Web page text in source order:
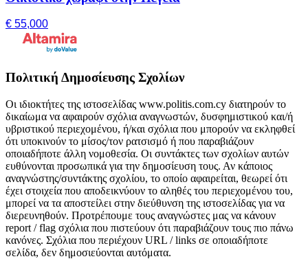
€ 55,000
Πολιτική Δημοσίευσης Σχολίων
Οι ιδιοκτήτες της ιστοσελίδας www.politis.com.cy διατηρούν το
δικαίωμα να αφαιρούν σχόλια αναγνωστών, δυσφημιστικού και/ή
υβριστικού περιεχομένου, ή/και σχόλια που μπορούν να εκληφθεί
ότι υποκινούν το μίσος/τον ρατσισμό ή που παραβιάζουν
οποιαδήποτε άλλη νομοθεσία. Οι συντάκτες των σχολίων αυτών
ευθύνονται προσωπικά για την δημοσίευση τους. Αν κάποιος
αναγνώστης/συντάκτης σχολίου, το οποίο αφαιρείται, θεωρεί ότι
έχει στοιχεία που αποδεικνύουν το αληθές του περιεχομένου του,
μπορεί να τα αποστείλει στην διεύθυνση της ιστοσελίδας για να
διερευνηθούν. Προτρέπουμε τους αναγνώστες μας να κάνουν
report / flag σχόλια που πιστεύουν ότι παραβιάζουν τους πιο πάνω
κανόνες. Σχόλια που περιέχουν URL / links σε οποιαδήποτε
σελίδα, δεν δημοσιεύονται αυτόματα.